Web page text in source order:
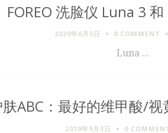
FOREO 洗脸仪 Luna 3
2020年6月5日 0 COMMENT
Luna ...
ABC：最好的维甲酸/视
2019年9月3日 0